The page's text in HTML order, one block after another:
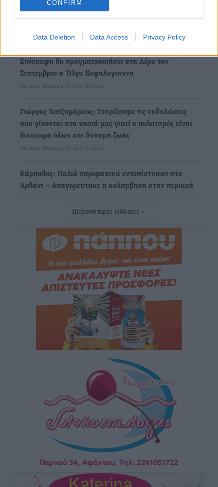
CONFIRM
Data Deletion Data Access Privacy Policy
εργαστήρια: Το μελεκούνι αποκτά διεθνές
Πολιτιστικά• πριν 4 ώρες
Επίσκεψη θα πραγματοποιήσει στη Λέρο τον
Σεπτέμβριο η Όλγα Κεφαλογιάννη
Τοπικές Ειδήσεις πριν 4 ώρες
Γιώργος Χατζημάρκος: Στηρίζουμε τις εκδηλώσεις
που γίνονται στα νησιά μας γιατί ο πολιτισμός είναι
δικαίωμα όλων και δύναμη ζωής
Τοπικές Ειδήσεις πριν 5 ώρες
Κάρπαθος: Παλιά πυρομαχικά εντοπίστηκαν στο
Αρδάνι – Απαγορεύτηκε η κολύμβηση στην περιοχή
εφησυχασμού» – Σε πλήρη ετοιμότητα ο μηχανισμός
Ειδήσεις• πριν 6 ώρες
Καιρός: Επιμένουν οι υψηλές θερμοκρασίες – Ισχυρά
μελτέμια έως 9 μποφόρ, σε «Red Code» 6 περιοχές
πριν 7 ώρες
Τα φοιτητικά ενοίκια «τινάζουν στον αέρα» τους
οικογενειακούς προϋπολογισμούς
Ειδήσεις• πριν 7 ώρες
Δύο νέοι ξενώνες παραδόθηκαν στις Ένοπλες
Δυνάμεις στη νήσο Ρω
Τοπικές Ειδήσεις• πριν 7 ώρες
Συνεχίζεται η έξοδος του Αυγούστου – Πάνω από
34.000 αναχωρούν σήμερα μόνο από τον Πειραιά
πριν 7 ώρες
Μόνιμες θέσεις στους παιδικούς σταθμούς: Οι
Περισσότερες ειδήσεις